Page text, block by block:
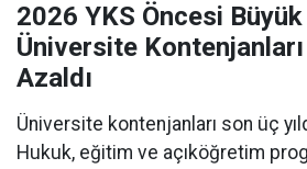
2026 YKS Öncesi
Üniversite
Azaldı
Üniversite kontenjanları son üç
Hukuk, eğitim ve açıköğretim